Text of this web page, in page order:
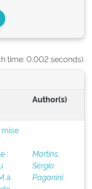
time: 0.002 seconds).
Author(s)
:
à
Martins,
Sérgio
Paganini